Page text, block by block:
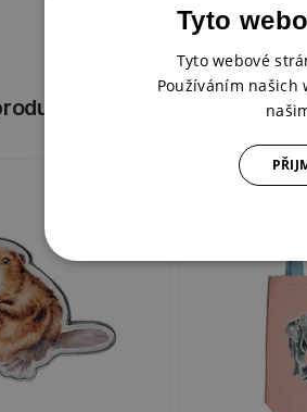
Tyto
Tyto webové
Používáním našich